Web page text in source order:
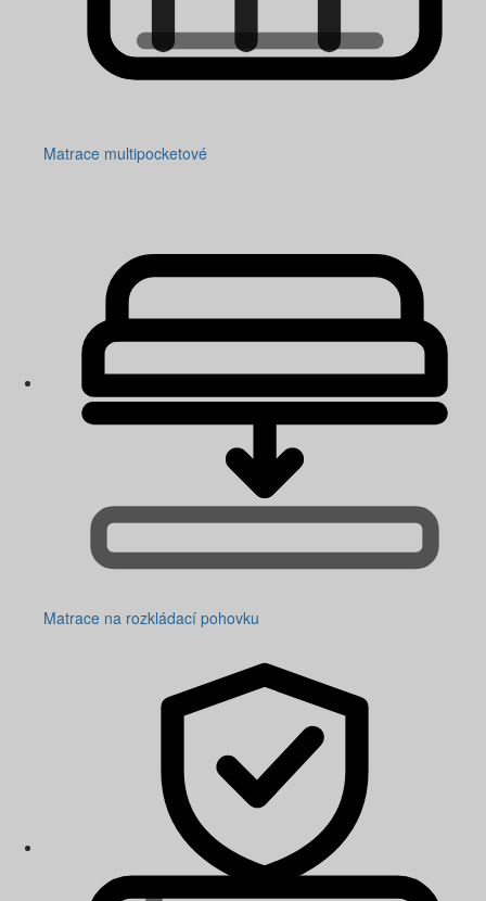
Matrace multipocketové
Matrace na rozkládací pohovku